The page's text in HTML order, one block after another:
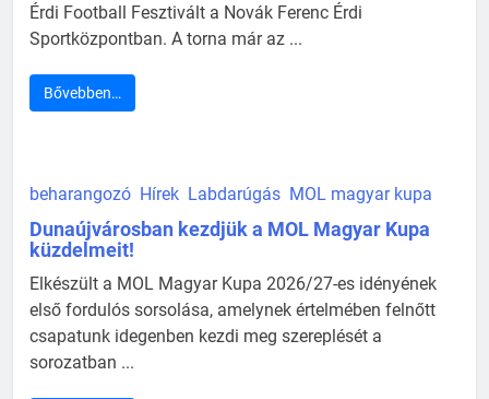
Érdi Football Fesztivált a Novák Ferenc Érdi
Sportközpontban. A torna már az ...
Bővebben…
beharangozó Hírek Labdarúgás MOL magyar kupa
Dunaújvárosban kezdjük a MOL Magyar Kupa
küzdelmeit!
Elkészült a MOL Magyar Kupa 2026/27-es idényének
első fordulós sorsolása, amelynek értelmében felnőtt
csapatunk idegenben kezdi meg szereplését a
sorozatban ...